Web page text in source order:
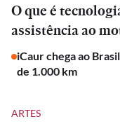
O que é
assistência ao
iCaur chega ao
de 1.000 km
ARTES